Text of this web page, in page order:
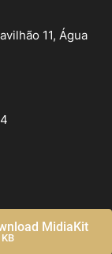
11, Água
MidiaKit